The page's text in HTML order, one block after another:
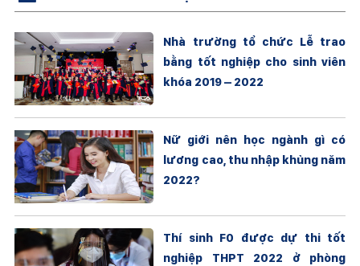
Nhà trường tổ chức Lễ trao
bằng tốt nghiệp cho sinh viên
khóa 2019 – 2022
Nữ giới nên học ngành gì có
lương cao, thu nhập khủng năm
2022?
Thí sinh F0 được dự thi tốt
nghiệp THPT 2022 ở phòng